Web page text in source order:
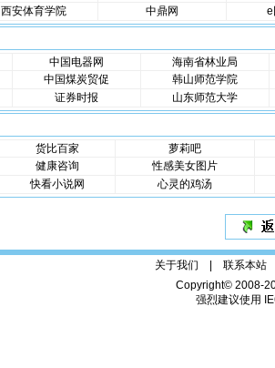
西安体育学院 中鼎网 e
中国电器网
海南省林业局
中国煤炭贸促
韩山师范学院
证券时报 山东师范大学
货比百家
萝莉吧
健康咨询
性感美女图片
快看小说网 心灵的鸡汤
关于我们 | 联系本站
Copyright© 2008-
强烈建议使用